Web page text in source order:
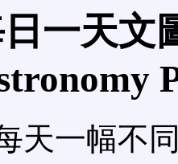
一天文
天一幅不